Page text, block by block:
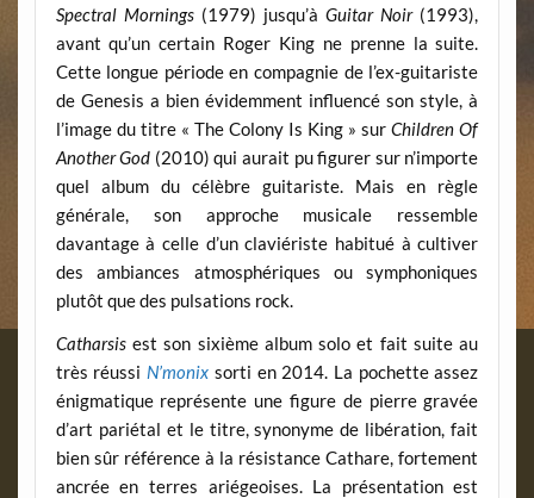
Spectral Mornings(1979) jusqu’àGuitar Noir (1993),
avant qu’un certain Roger King ne prenne la suite.
Cette longue période en compagnie de l’ex-guitariste
de Genesis a bien évidemment influencé son style, à
l’image du titre « The Colony Is King » surChildren Of
Another God (2010) qui aurait pu figurer sur n’importe
quel album du célèbre guitariste. Mais en règle
générale, son approche musicale ressemble
davantage à celle d’un claviériste habitué à cultiver
des ambiances atmosphériques ou symphoniques
plutôt que des pulsations rock.
Catharsisest son sixième album solo et fait suite au
très réussi N’monix sorti en 2014. La pochette assez
énigmatique représente une figure de pierre gravée
d’art pariétal et le titre, synonyme de libération, fait
bien sûr référence à la résistance Cathare, fortement
ancrée en terres ariégeoises. La présentation est